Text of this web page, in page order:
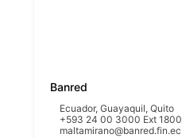
Banred
Ecuador,Guayaquil,Quito
+593 24 00 3000 Ext 1800
maltamirano@banred.fin.ec